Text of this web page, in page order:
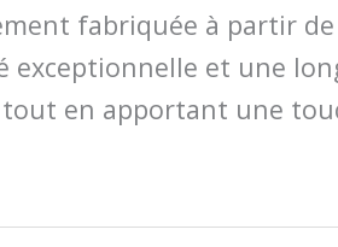
fabriquée à partir
exceptionnelle et une
tout en apportant une